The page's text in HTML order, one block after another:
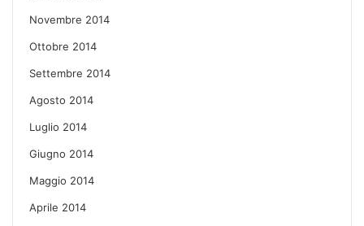
Novembre 2014
Ottobre 2014
Settembre 2014
Agosto 2014
Luglio 2014
Giugno 2014
Maggio 2014
Aprile 2014